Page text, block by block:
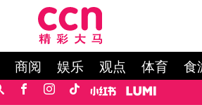
商阅 娱乐 观点 体育 食